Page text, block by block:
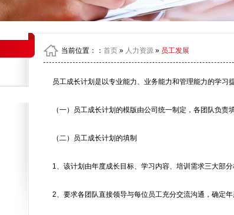
当前位置：： 首页» 人力资源» 员工发展
员工成长计划是以专业能力、业务能力和管理能力的学习
（一）员工成长计划的模版由公司统一制定，各团队负责
（二）员工成长计划的填制
1、该计划由年度成长目标、学习内容、培训需求三大部分
2、要求各团队直接领导与每位员工充分交流沟通，确定